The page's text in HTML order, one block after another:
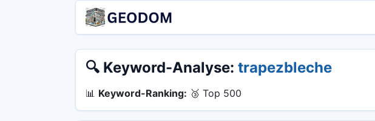
🔍 Keyword-Analyse: trapezbleche
📊 Keyword-Ranking: 🥉 Top 500